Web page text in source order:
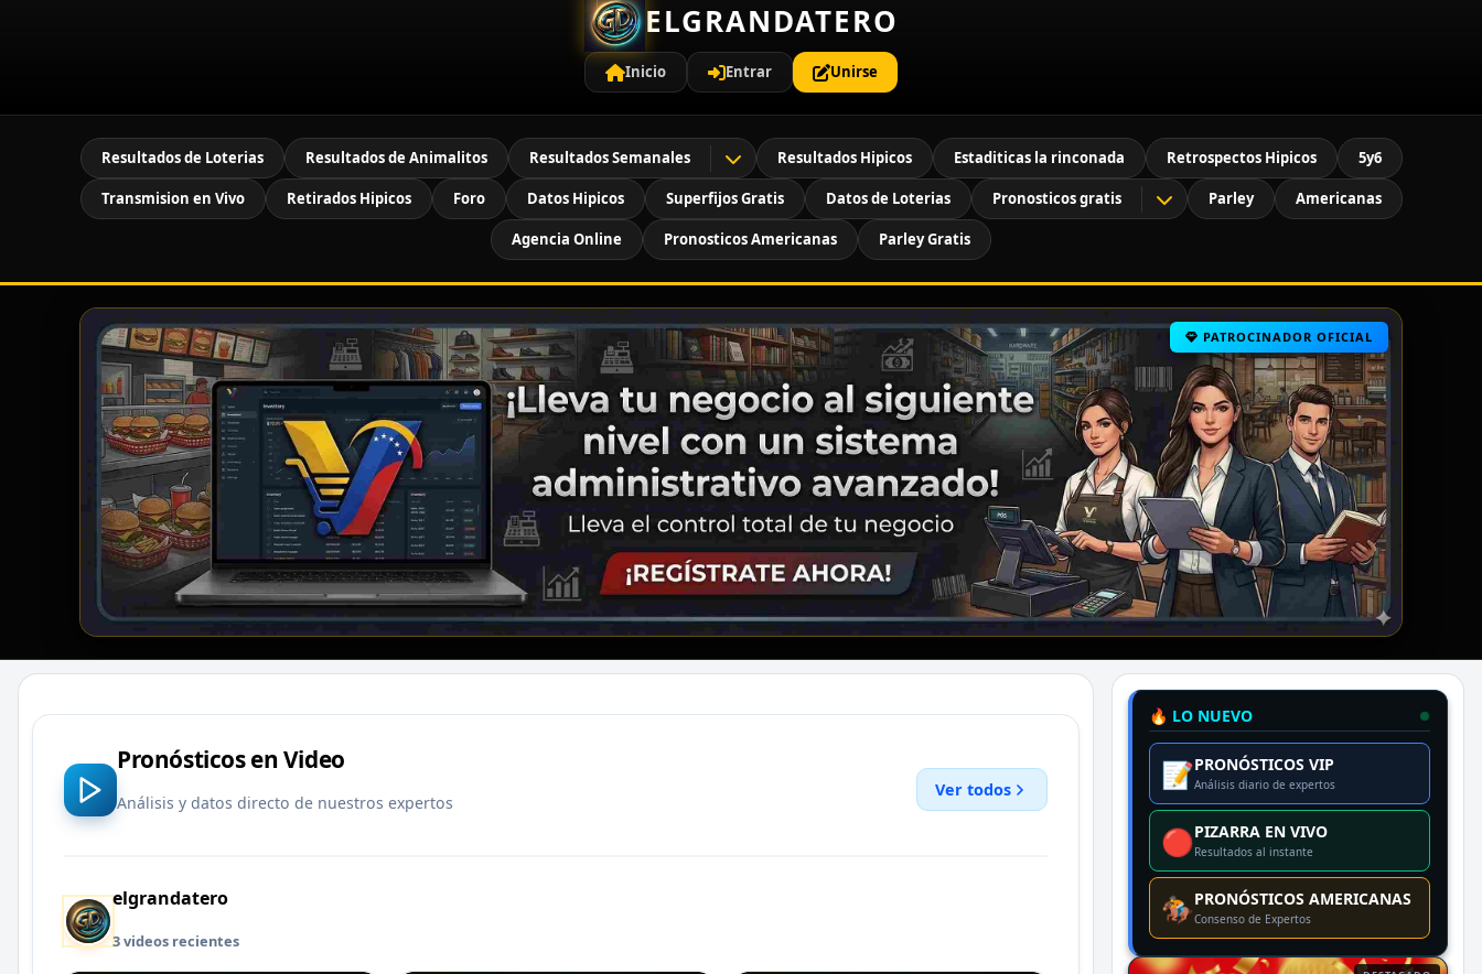
ELGRANDATERO
Inicio Entrar Unirse
Resultados de Loterias Resultados de Animalitos Resultados Semanales Resultados Hipicos Estaditicas la rinconada Retrospectos Hipicos 5y6
Transmision en Vivo Retirados Hipicos Foro Datos Hipicos Superfijos Gratis Datos de Loterias Pronosticos gratis Parley Americanas
Agencia Online Pronosticos Americanas Parley Gratis
PATROCINADOR OFICIAL
Pronósticos en Video
Análisis y datos directo de nuestros expertos
Ver todos
elgrandatero
3 videos recientes
🔥 LO NUEVO
📝PRONÓSTICOS VIP
Análisis diario de expertos
🔴PIZARRA EN VIVO
Resultados al instante
🏇PRONÓSTICOS AMERICANAS
Consenso de Expertos